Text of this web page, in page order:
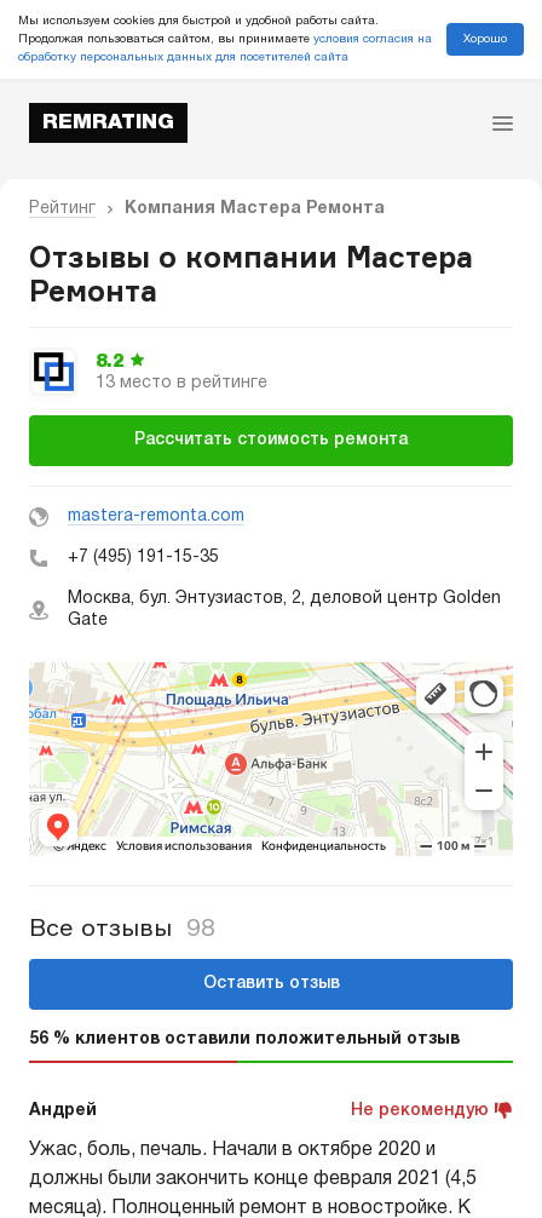
Мы используем cookies для быстрой и удобной работы сайта.
Продолжая пользоваться сайтом, вы принимаете условия согласия на
обработку персональных данных для посетителей сайта
Хорошо
REMRATING
Рейтинг Компания Мастера Ремонта
Отзывы о компании Мастера
Ремонта
8.2
13 место в рейтинге
Рассчитать стоимость ремонта
mastera-remonta.com
+7 (495) 191-15-35
Москва, бул. Энтузиастов, 2, деловой центр Golden
Gate
Все отзывы 98
Оставить отзыв
56 % клиентов оставили положительный отзыв
Андрей Не рекомендую
Ужас, боль, печаль. Начали в октябре 2020 и
должны были закончить конце февраля 2021 (4,5
месяца). Полноценный ремонт в новостройке. К